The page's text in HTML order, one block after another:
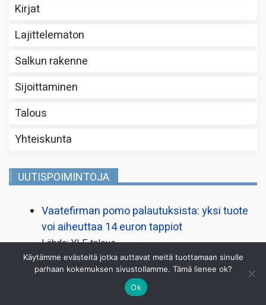
Kirjat
Lajittelematon
Salkun rakenne
Sijoittaminen
Talous
Yhteiskunta
UUTISPOIMINTOJA
Vaatefirman pomo palautuksista: yksi tuote
voi aiheuttaa 14 euron tappiot
Lähde: YLE talous
Sähkö kallistuu rajusti syksyllä: hinta nousee
jopa yli yhdeksään senttiin
Käytämme evästeitä jotka auttavat meitä tuottamaan sinulle
parhaan kokemuksen sivustollamme. Tämä lienee ok?
Ok